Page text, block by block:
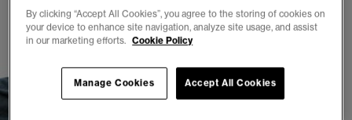
1 2 3 5 6 7
By clicking “Accept All Cookies”, you agree to the storing of cookies on
your device to enhance site navigation, analyze site usage, and assist
in our marketing efforts. Cookie Policy
Accept All Cookies
Manage Cookies